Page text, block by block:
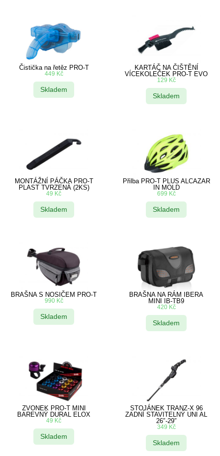
Čistička na řetěz PRO-T
449 Kč
Skladem
KARTÁČ NA ČIŠTĚNÍ
VÍCEKOLEČEK PRO-T EVO
129 Kč
Skladem
MONTÁŽNÍ PÁČKA PRO-T
PLAST TVRZENÁ (2KS)
49 Kč
Skladem
Přilba PRO-T PLUS ALCAZAR
IN MOLD
699 Kč
Skladem
BRAŠNA S NOSIČEM PRO-T
990 Kč
Skladem
BRAŠNA NA RÁM IBERA
MINI IB-TB9
420 Kč
Skladem
ZVONEK PRO-T MINI
BAREVNÝ DURAL ELOX
49 Kč
Skladem
STOJÁNEK TRANZ-X 96
ZADNÍ STAVITELNÝ UNI AL
26″-29″
349 Kč
Skladem